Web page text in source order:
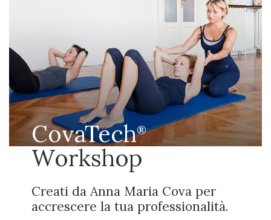
CovaTech®
Workshop
Creati da Anna Maria Cova per
accrescere la tua professionalità.